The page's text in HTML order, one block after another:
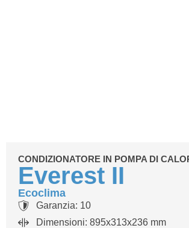
CONDIZIONATORE IN POMPA DI
Everest II
Ecoclima
Garanzia: 10
Dimensioni: 895x313x236 mm